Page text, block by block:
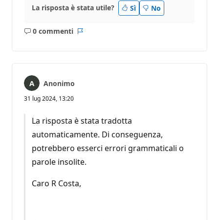
La risposta è stata utile? Sì No
0 commenti
Nessun
Anonimo
31 lug 2024, 13:20
La risposta è stata tradotta
automaticamente. Di conseguenza,
potrebbero esserci errori grammaticali o
parole insolite.
Caro R Costa,